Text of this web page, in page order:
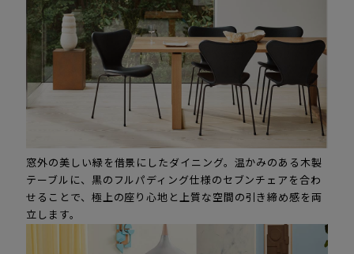
窓外の美しい緑を借景にしたダイニング。温かみのある木製
テーブルに、黒のフルパディング仕様のセブンチェアを合わ
せることで、極上の座り心地と上質な空間の引き締め感を両
立します。